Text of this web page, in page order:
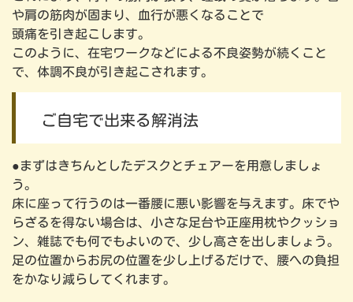
や肩の筋肉が固まり、血行が悪くなることで
頭痛を引き起こします。
このように、在宅ワークなどによる不良姿勢が続くこと
で、体調不良が引き起こされます。
ご自宅で出来る解消法
●まずはきちんとしたデスクとチェアーを用意しましょ
う。
床に座って行うのは一番腰に悪い影響を与えます。床でや
らざるを得ない場合は、小さな足台や正座用枕やクッショ
ン、雑誌でも何でもよいので、少し高さを出しましょう。
足の位置からお尻の位置を少し上げるだけで、腰への負担
をかなり減らしてくれます。